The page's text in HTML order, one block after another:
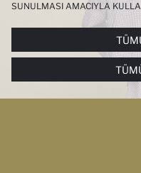
SUNULMASI AMACIYLA
ÜÇÜNCÜ TARAF ÇEREZLER
DENEYIMI SUNULABILMESI,
KIŞISELLEŞTIRMESI VE AÇIK
YÖNELIK PAZARLAMA
SINIRLI OLARAK
ÇEREZ TERCIHLERIPANELI
ÇEREZLERLE ILGILI DAHA